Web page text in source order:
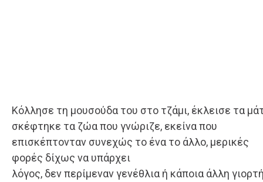
Κόλλησε τη μουσούδα του στο τζάμι, έκλεισε τα
σκέφτηκε τα ζώα που γνώριζε, εκείνα που
επισκέπτονταν συνεχώς το ένα το άλλο, μερικές
φορές δίχως να υπάρχει
λόγος, δεν περίμεναν γενέθλια ή κάποια άλλη